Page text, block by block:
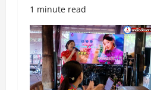
1 minute read